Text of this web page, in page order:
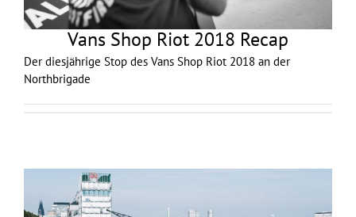
Vans Shop Riot 2018 Recap
Der diesjährige Stop des Vans Shop Riot 2018 an der
Northbrigade